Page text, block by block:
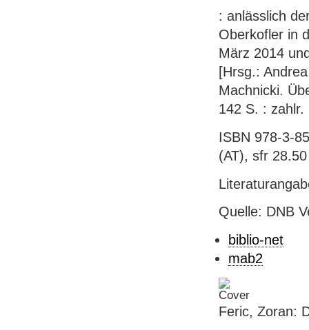
: anlässlich
Oberkofler in
März 2014
[Hrsg.:
Machnicki.
142 S. :
ISBN 978-3-
(AT), sfr
Quelle: DNB
biblio-net
mab2
Feric, Zoran: